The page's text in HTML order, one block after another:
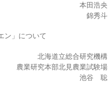
本田浩央
錦秀斗
ン」について
北海道立総合研究機構
農業研究本部北見農業試験場
池谷 聡